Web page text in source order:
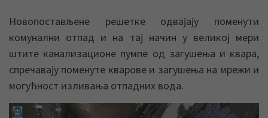
Новопостављене решетке одвајају поменути
комунални отпад и на тај начин у великој мери
штите канализационе пумпе од загушења и квара,
спречавају поменуте кварове и загушења на мрежи и
могућност изливања отпадних вода.